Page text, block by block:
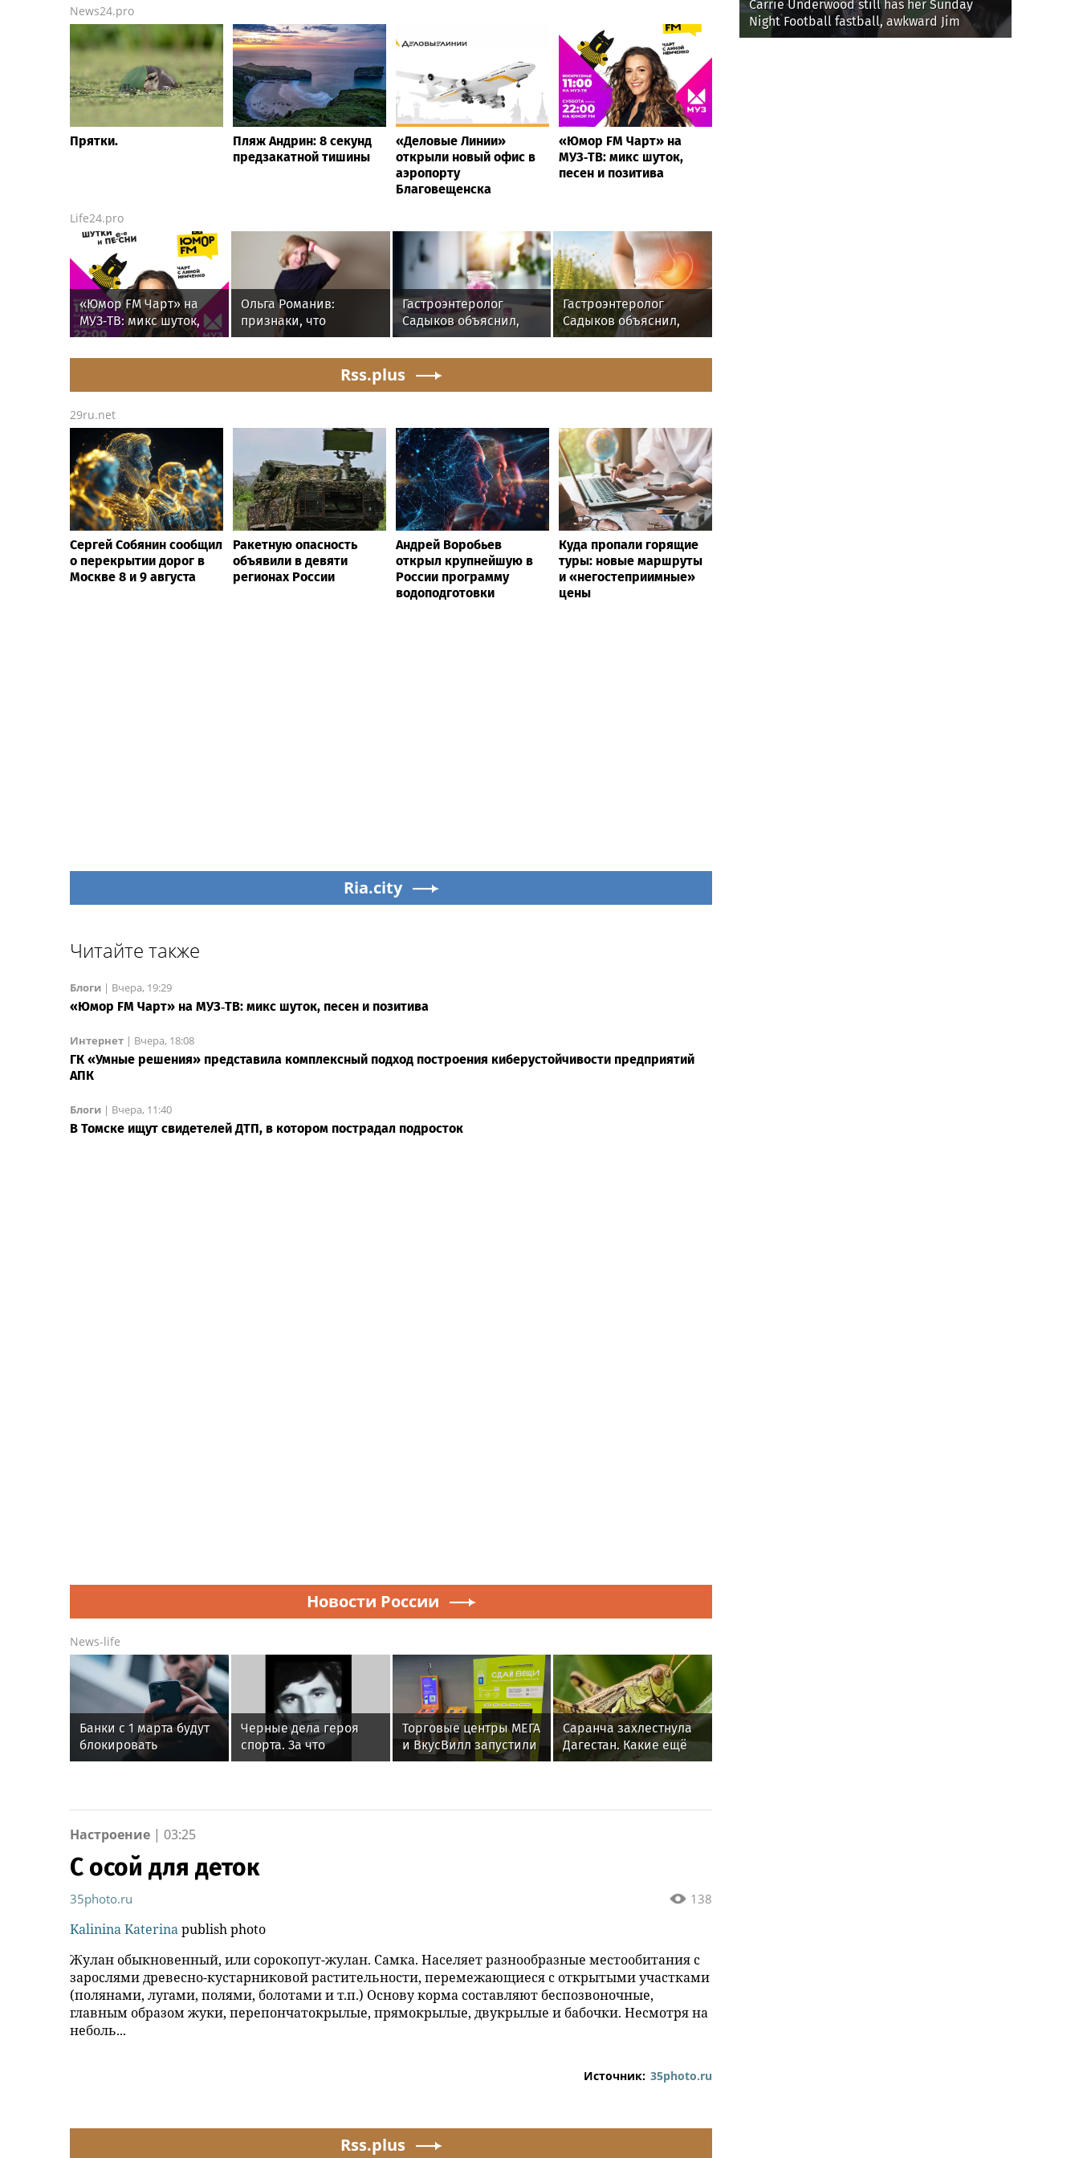
News24.pro
Прятки.
Пляж Андрин: 8 секунд
предзакатной тишины
«Деловые Линии»
открыли новый офис в
аэропорту
Благовещенска
«Юмор FM Чарт» на
МУЗ‑ТВ: микс шуток,
песен и позитива
Life24.pro
«Юмор FM Чарт» на
МУЗ‑ТВ: микс шуток,
песен и позитива
Ольга Романив:
признаки, что
мужчина скоро
сделает предложение
Гастроэнтеролог
Садыков объяснил,
как сахар в рационе
ускоряет
изнашивание тканей
Гастроэнтеролог
Садыков объяснил,
как амброзия может
влиять на ЖКТ
Rss.plus
29ru.net
Сергей Собянин сообщил
о перекрытии дорог в
Москве 8 и 9 августа
Ракетную опасность
объявили в девяти
регионах России
Андрей Воробьев
открыл крупнейшую в
России программу
водоподготовки
Куда пропали горящие
туры: новые маршруты
и «негостеприимные»
цены
Ria.city
Читайте также
Блоги | Вчера, 19:29
«Юмор FM Чарт» на МУЗ‑ТВ: микс шуток, песен и позитива
Интернет | Вчера, 18:08
ГК «Умные решения» представила комплексный подход построения киберустойчивости предприятий
АПК
Блоги | Вчера, 11:40
В Томске ищут свидетелей ДТП, в котором пострадал подросток
Новости России
News-life
Банки с 1 марта будут
блокировать
переводы при
Черные дела героя
спорта. За что
расстреляли звезду
Торговые центры МЕГА
и ВкусВилл запустили
совместный проект по
Саранча захлестнула
Дагестан. Какие ещё
регионы России под
Настроение | 03:25
С осой для деток
138
35photo.ru
Kalinina Katerinapublish photo
Жулан обыкновенный, или сорокопут-жулан. Самка. Населяет разнообразные местообитания с
зарослями древесно-кустарниковой растительности, перемежающиеся с открытыми участками
(полянами, лугами, полями, болотами и т.п.) Основу корма составляют беспозвоночные,
главным образом жуки, перепончатокрылые, прямокрылые, двукрылые и бабочки. Несмотря на
неболь...
Источник: 35photo.ru
Rss.plus
Новости на английском